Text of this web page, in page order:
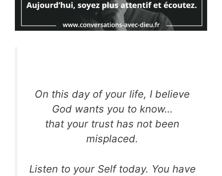
On this day of your life, I believe
God wants you to know…
that your trust has not been
misplaced.
Listen to your Self today. You have